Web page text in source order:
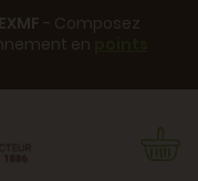
- Composez
en